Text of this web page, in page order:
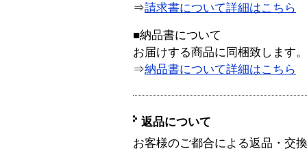
⇒請求書について詳細はこちら
■納品書について
お届けする商品に同梱致します。
⇒納品書について詳細はこちら
返品について
お客様のご都合による返品・交